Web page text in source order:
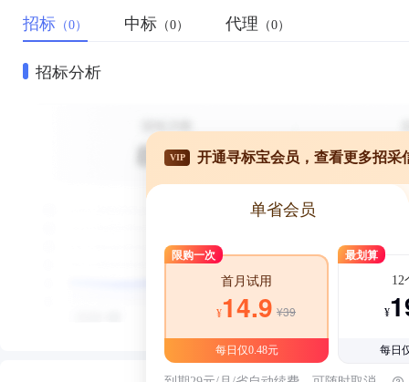
招标 （0） 中标 （0） 代理 （0）
招标分析
VIP 开通寻标宝会员，查看更多招采
单省会员
限购一次
首月试用
¥14.9 ¥39
每日仅0.48元
最划算
12
¥
每日